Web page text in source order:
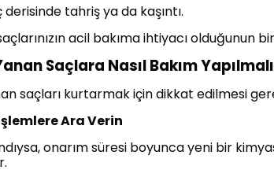
derisinde tahriş ya da kaşıntı.
acil bakıma ihtiyacı olduğunun
Saçlara Nasıl Bakım
saçları kurtarmak için dikkat edilmesi
Ara Verin
onarım süresi boyunca yeni bir